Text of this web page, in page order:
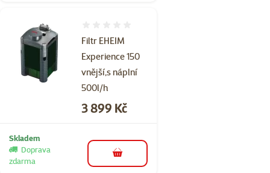
Filtr EHEIM
Experience 150
vnější,s náplní
500l/h
Cena
3 899 Kč
Skladem
Doprava
zdarma
do košíku